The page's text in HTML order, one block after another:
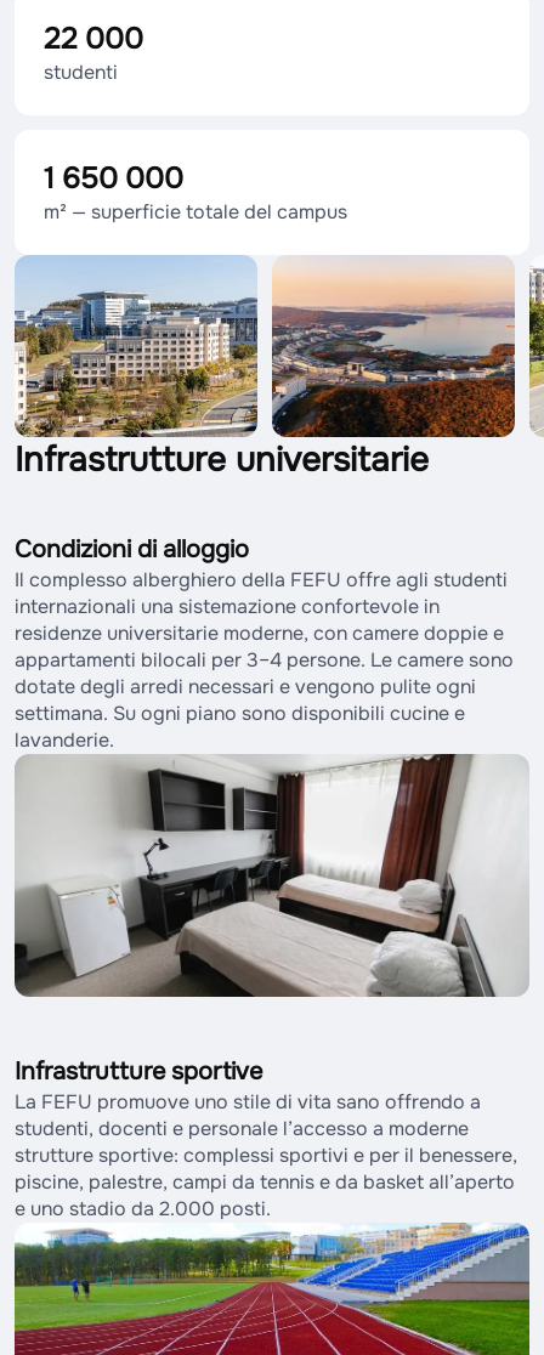
22 000
studenti
1 650 000
m² — superficie totale del campus
Infrastrutture universitarie
Condizioni di alloggio
Il complesso alberghiero della FEFU offre agli studenti
internazionali una sistemazione confortevole in
residenze universitarie moderne, con camere doppie e
appartamenti bilocali per 3–4 persone. Le camere sono
dotate degli arredi necessari e vengono pulite ogni
settimana. Su ogni piano sono disponibili cucine e
lavanderie.
Infrastrutture sportive
La FEFU promuove uno stile di vita sano offrendo a
studenti, docenti e personale l’accesso a moderne
strutture sportive: complessi sportivi e per il benessere,
piscine, palestre, campi da tennis e da basket all’aperto
e uno stadio da 2.000 posti.